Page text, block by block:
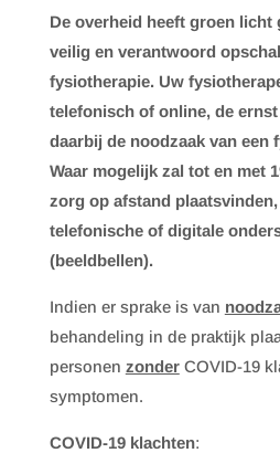
De overheid heeft groen licht
veilig en verantwoord
fysiotherapie. Uw
telefonisch of online, de
daarbij de noodzaak van een
Waar mogelijk zal tot en met
zorg op afstand
telefonische of digitale
(beeldbellen).
Indien er sprake is van
behandeling in de praktijk
personen zonderCOVID-19
symptomen.
COVID-19 klachten: